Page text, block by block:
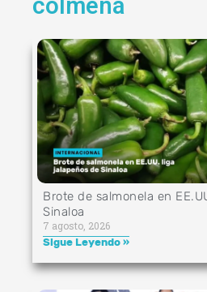
Brote de salmonela en
Sinaloa
7 agosto, 2026
Sigue Leyendo »